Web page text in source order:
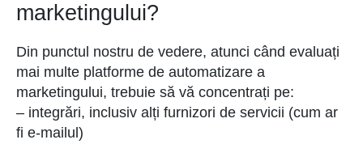
marketingului?
Din punctul nostru de vedere, atunci când evaluați
mai multe platforme de automatizare a
marketingului, trebuie să vă concentrați pe:
– integrări, inclusiv alți furnizori de servicii (cum ar
fi e-mailul)